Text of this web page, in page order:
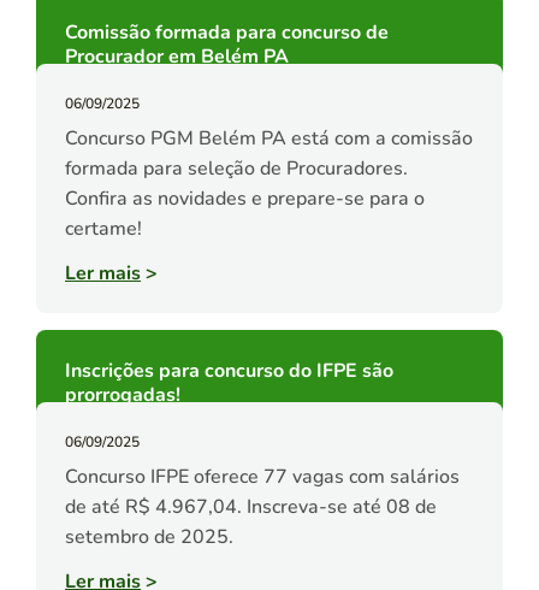
Comissão formada para concurso de
Procurador em Belém PA
06/09/2025
Concurso PGM Belém PA está com a comissão
formada para seleção de Procuradores.
Confira as novidades e prepare-se para o
certame!
Ler mais>
Inscrições para concurso do IFPE são
prorrogadas!
06/09/2025
Concurso IFPE oferece 77 vagas com salários
de até R$ 4.967,04. Inscreva-se até 08 de
setembro de 2025.
Ler mais>